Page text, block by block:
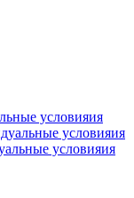
условияия
условияия
условияия